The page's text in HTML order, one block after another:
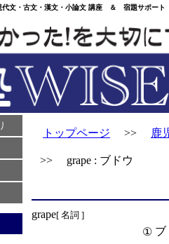
文・古文・漢文・小論文 講座 ＆ 宿題サポー
トップページ >> 鹿
>> grape : ブドウ
grape[ 名詞 ]
① ブ